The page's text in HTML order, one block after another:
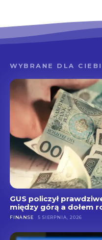
WYBRANE DLA
GUS policzył
między górą a dołem
FINANSE 5 SIERPNIA, 2026